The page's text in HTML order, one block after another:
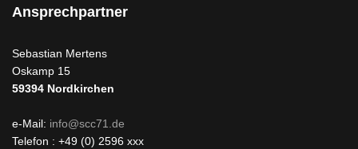
Ansprechpartner
Sebastian Mertens
Oskamp 15
59394 Nordkirchen
e-Mail: info@scc71.de
Telefon : +49 (0) 2596 xxx